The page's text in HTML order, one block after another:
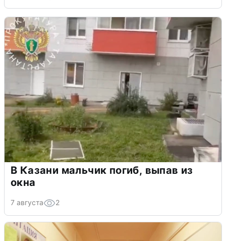
В Казани мальчик погиб, выпав из
окна
7 августа 2